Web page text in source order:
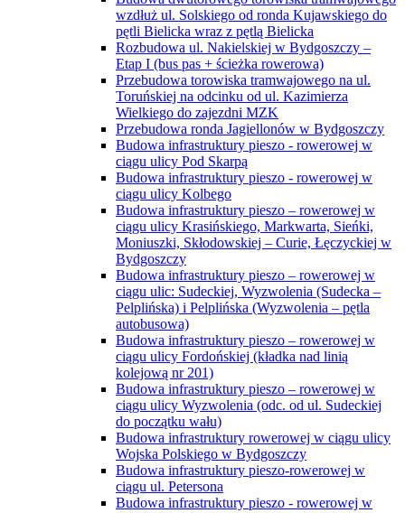
wzdłuż ul. Solskiego od ronda Kujawskiego do
pętli Bielicka wraz z pętlą Bielicka
Rozbudowa ul. Nakielskiej w Bydgoszczy –
Etap I (bus pas + ścieżka rowerowa)
Przebudowa torowiska tramwajowego na ul.
Toruńskiej na odcinku od ul. Kazimierza
Wielkiego do zajezdni MZK
Przebudowa ronda Jagiellonów w Bydgoszczy
Budowa infrastruktury pieszo - rowerowej w
ciągu ulicy Pod Skarpą
Budowa infrastruktury pieszo - rowerowej w
ciągu ulicy Kolbego
Budowa infrastruktury pieszo – rowerowej w
ciągu ulicy Krasińskiego, Markwarta, Sieńki,
Moniuszki, Skłodowskiej – Curie, Łęczyckiej w
Bydgoszczy
Budowa infrastruktury pieszo – rowerowej w
ciągu ulic: Sudeckiej, Wyzwolenia (Sudecka –
Pelplińska) i Pelplińska (Wyzwolenia – pętla
autobusowa)
Budowa infrastruktury pieszo – rowerowej w
ciągu ulicy Fordońskiej (kładka nad linią
kolejową nr 201)
Budowa infrastruktury pieszo – rowerowej w
ciągu ulicy Wyzwolenia (odc. od ul. Sudeckiej
do początku wału)
Budowa infrastruktury rowerowej w ciągu ulicy
Wojska Polskiego w Bydgoszczy
Budowa infrastruktury pieszo-rowerowej w
ciągu ul. Petersona
Budowa infrastruktury pieszo - rowerowej w